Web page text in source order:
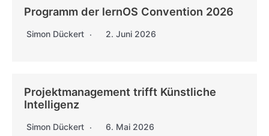
Programm der lernOS Convention 2026
Simon Dückert 2. Juni 2026
Projektmanagement trifft Künstliche
Intelligenz
Simon Dückert 6. Mai 2026